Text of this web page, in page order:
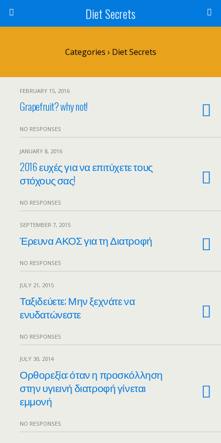
Diet Secrets
Categories › Diet Secrets
FEBRUARY 15, 2016
Grapefruit? why not!
NO RESPONSES
JANUARY 8, 2016
2016 ευχές για να επιτύχετε τους
στόχους σας!
NO RESPONSES
SEPTEMBER 7, 2015
Έρευνα ΑΚΟΣ για τη Διατροφή
NO RESPONSES
JULY 21, 2015
Ταξιδεύετε; Μην ξεχνάτε να
ενυδατώνεστε
NO RESPONSES
JULY 30, 2014
Ορθορεξία: όταν η προσκόλληση
στην υγιεινή διατροφή γίνεται
εμμονή
NO RESPONSES